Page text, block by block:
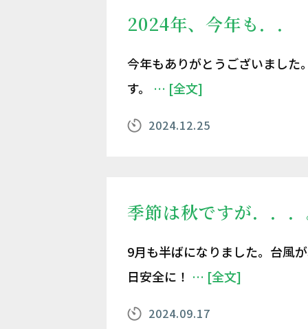
2024年、今年も．．
今年もありがとうございました
す。 … [全文]
2024.12.25
季節は秋ですが．．
9月も半ばになりました。台風
日安全に！ … [全文]
2024.09.17